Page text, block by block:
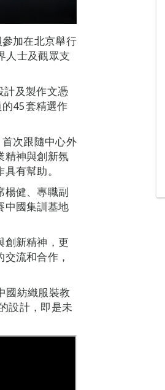
加在北京舉行
人士及觀眾支
計及製作文憑
45套精選作
次跟隨中心外
精神與創新氛
有幫助。
楊健、專職副
中國集訓基地
創新精神，更
流和合作，
國紡織服裝教
設計，即是未